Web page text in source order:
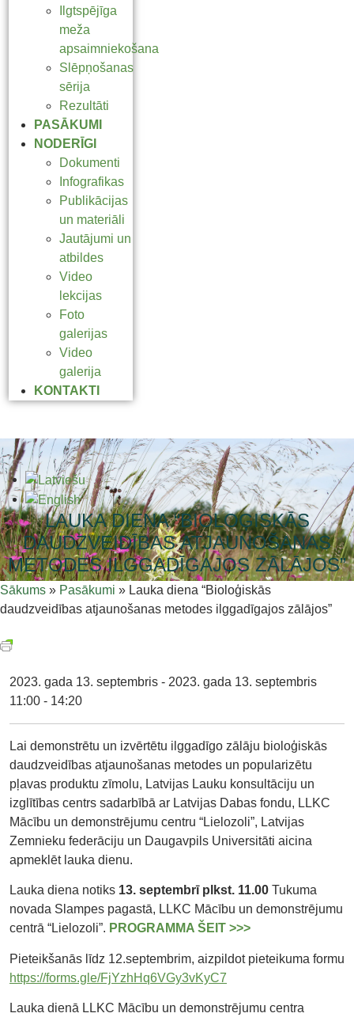
Ilgtspējīga
meža
apsaimniekošana
Slēpņošanas
sērija
Rezultāti
PASĀKUMI
NODERĪGI
Dokumenti
Infografikas
Publikācijas
un materiāli
Jautājumi un
atbildes
Video
lekcijas
Foto
galerijas
Video
galerija
KONTAKTI
LAUKA DIENA “BIOLOĢISKĀS
DAUDZVEIDĪBAS ATJAUNOŠANAS
METODES ILGGADĪGAJOS ZĀLĀJOS”
Sākums » Pasākumi » Lauka diena “Bioloģiskās
daudzveidības atjaunošanas metodes ilggadīgajos zālājos”
2023. gada 13. septembris - 2023. gada 13. septembris
11:00 - 14:20
Lai demonstrētu un izvērtētu ilggadīgo zālāju bioloģiskās
daudzveidības atjaunošanas metodes un popularizētu
pļavas produktu zīmolu, Latvijas Lauku konsultāciju un
izglītības centrs sadarbībā ar Latvijas Dabas fondu, LLKC
Mācību un demonstrējumu centru “Lielozoli”, Latvijas
Zemnieku federāciju un Daugavpils Universitāti aicina
apmeklēt lauka dienu.
Lauka diena notiks 13. septembrī plkst. 11.00 Tukuma
novada Slampes pagastā, LLKC Mācību un demonstrējumu
centrā “Lielozoli”. PROGRAMMA ŠEIT >>>
Pieteikšanās līdz 12.septembrim, aizpildot pieteikuma formu
https://forms.gle/FjYzhHq6VGy3vKyC7
Lauka dienā LLKC Mācību un demonstrējumu centra